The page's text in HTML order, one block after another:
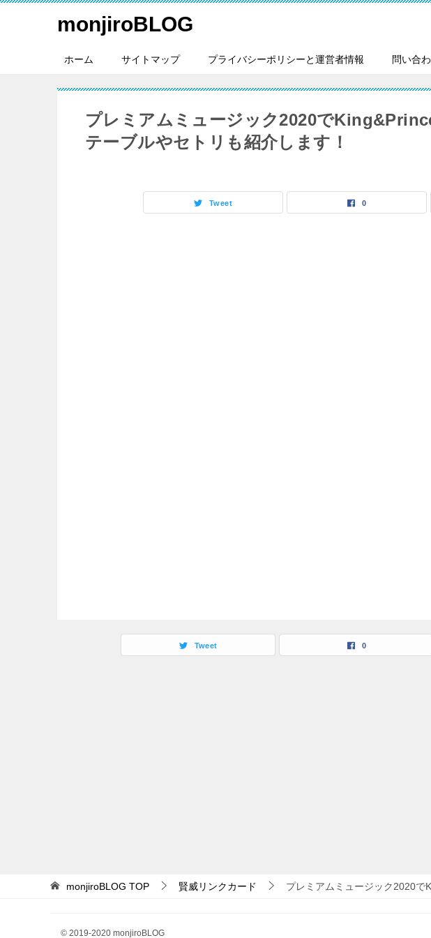
monjiroBLOG
ホーム サイトマップ プライバシーポリシーと運営者情報 問い合
プレミアムミュージック2020で
テーブルやセトリも紹介します！
Tweet 0
Tweet 0
monjiroBLOG TOP 賢威リンクカード プレミアムミュージック2020で
© 2019-2020 monjiroBLOG